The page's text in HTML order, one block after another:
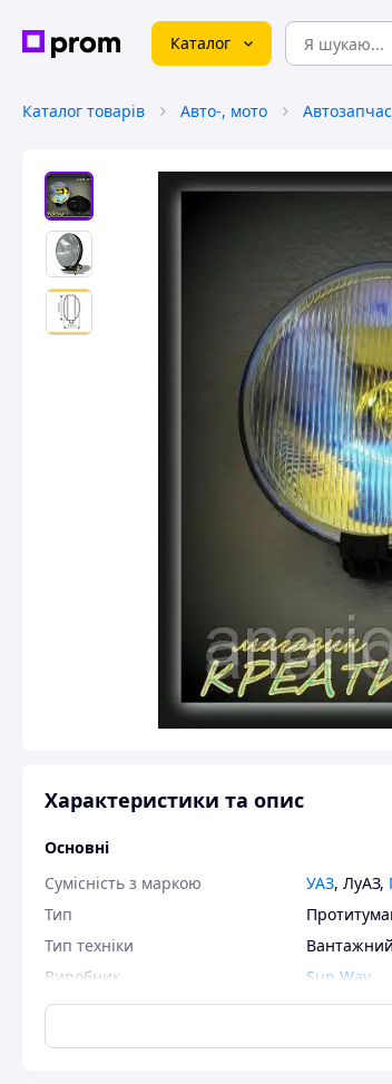
Каталог
Каталог товарів Авто-, мото
Характеристики та опис
Основні
Сумісність з маркою
УАЗ, ЛуАЗ,
Тип
Тип техніки
Виробник
Sun Way
Тип запчастини
Оригінал
Країна виробник